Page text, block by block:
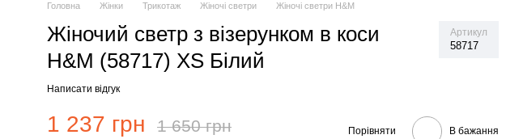
Головна Жінки Трикотаж Жіночі светри Жіночі светри H&M
Жіночий светр з візерунком в коси
Н&М (58717) XS Білий
Артикул
58717
Написати відгук
1 237 грн 1 650 грн Порівняти В бажання